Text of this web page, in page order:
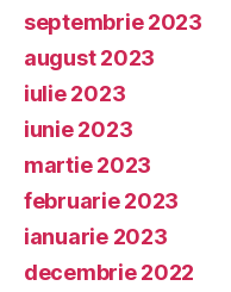
septembrie 2023
august 2023
iulie 2023
iunie 2023
martie 2023
februarie 2023
ianuarie 2023
decembrie 2022